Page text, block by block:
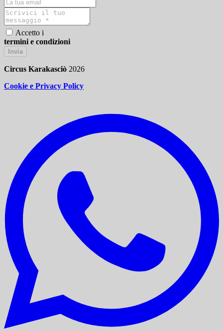
Accetto i
termini e condizioni
Invia
Circus Karakasciò 2026
Cookie e Privacy Policy